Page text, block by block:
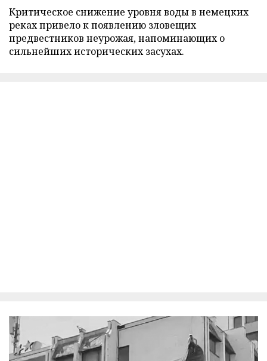
Критическое снижение уровня воды в немецких
реках привело к появлению зловещих
предвестников неурожая, напоминающих о
сильнейших исторических засухах.